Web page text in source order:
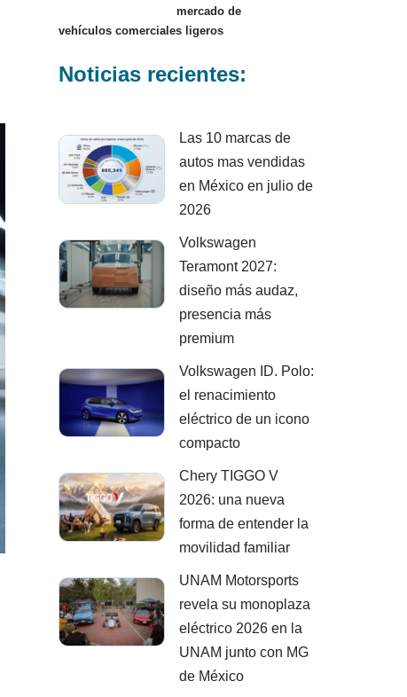
mercado de
vehículos comerciales ligeros
Noticias recientes:
Las 10 marcas de
autos mas vendidas
en México en julio de
2026
Volkswagen
Teramont 2027:
diseño más audaz,
presencia más
premium
Volkswagen ID. Polo:
el renacimiento
eléctrico de un icono
compacto
Chery TIGGO V
2026: una nueva
forma de entender la
movilidad familiar
UNAM Motorsports
revela su monoplaza
eléctrico 2026 en la
UNAM junto con MG
de México